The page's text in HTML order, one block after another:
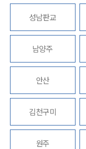
의료·바
성남판교
남양주
안산
김천구미
원주